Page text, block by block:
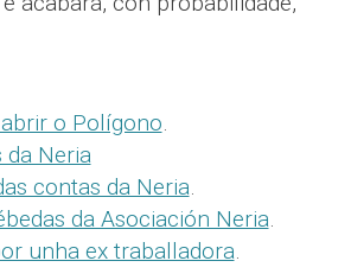
o Polígono.
da Neria
contas da Neria.
da Asociación Neria.
unha ex traballadora.